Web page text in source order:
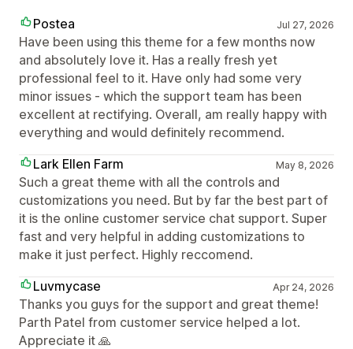
Postea Jul 27, 2026
Have been using this theme for a few months now
and absolutely love it. Has a really fresh yet
professional feel to it. Have only had some very
minor issues - which the support team has been
excellent at rectifying. Overall, am really happy with
everything and would definitely recommend.
Lark Ellen Farm
May 8, 2026
Such a great theme with all the controls and
customizations you need. But by far the best part of
it is the online customer service chat support. Super
fast and very helpful in adding customizations to
make it just perfect. Highly reccomend.
Luvmycase
Apr 24, 2026
Thanks you guys for the support and great theme!
Parth Patel from customer service helped a lot.
Appreciate it 🙏